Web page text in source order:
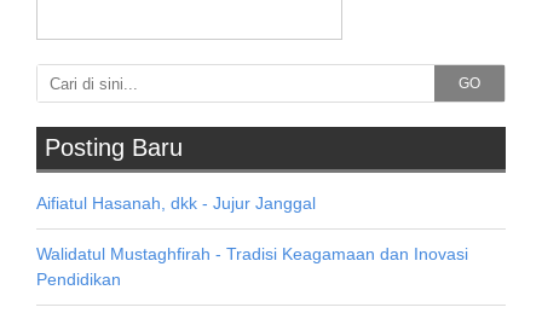
GO
Posting Baru
Aifiatul Hasanah, dkk - Jujur Janggal
Walidatul Mustaghfirah - Tradisi Keagamaan dan Inovasi
Pendidikan